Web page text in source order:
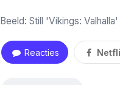
Beeld: Still 'Vikings:
Reacties